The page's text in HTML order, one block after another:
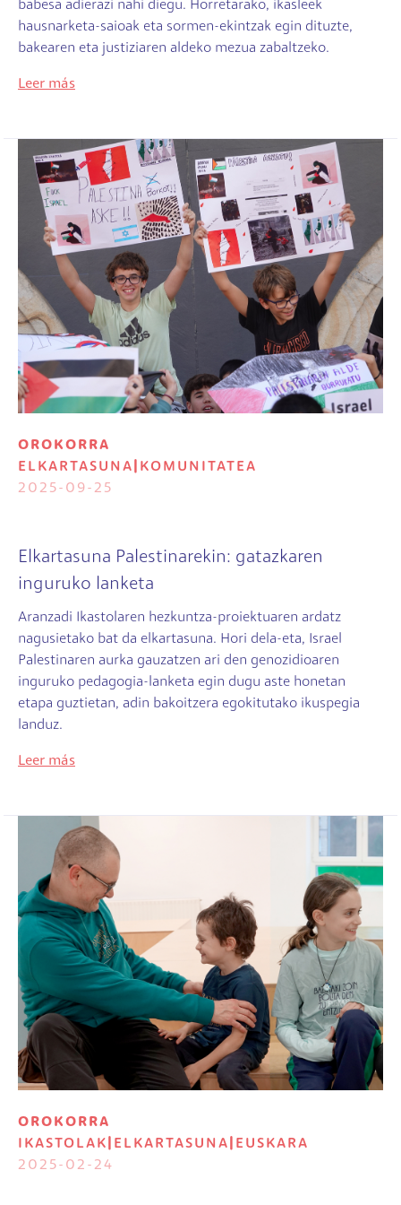
babesa adierazi nahi diegu. Horretarako, ikasleek
hausnarketa-saioak eta sormen-ekintzak egin dituzte,
bakearen eta justiziaren aldeko mezua zabaltzeko.
Leer más
OROKORRA
ELKARTASUNA
KOMUNITATEA
2025-09-25
Elkartasuna Palestinarekin: gatazkaren
inguruko lanketa
Aranzadi Ikastolaren hezkuntza-proiektuaren ardatz
nagusietako bat da elkartasuna. Hori dela-eta, Israel
Palestinaren aurka gauzatzen ari den genozidioaren
inguruko pedagogia-lanketa egin dugu aste honetan
etapa guztietan, adin bakoitzera egokitutako ikuspegia
landuz.
Leer más
OROKORRA
IKASTOLAK
ELKARTASUNA
EUSKARA
2025-02-24